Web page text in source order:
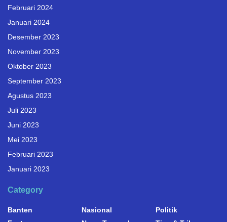
Februari 2024
Januari 2024
Desember 2023
November 2023
Oktober 2023
September 2023
Agustus 2023
Juli 2023
Juni 2023
Mei 2023
Februari 2023
Januari 2023
Category
Banten
Nasional
Politik